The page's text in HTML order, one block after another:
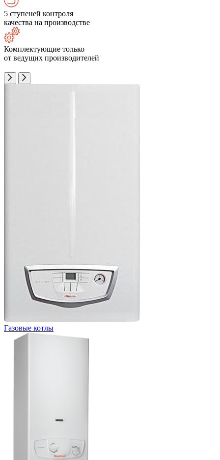
5 ступеней контроля
качества на производстве
Комплектующие только
от ведущих производителей
Газовые котлы